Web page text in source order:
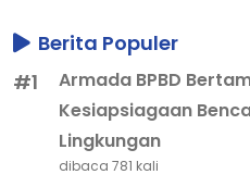
Berita Populer
#1
Armada BPBD
Kesiapsiagaan
Lingkungan
dibaca 781 kali